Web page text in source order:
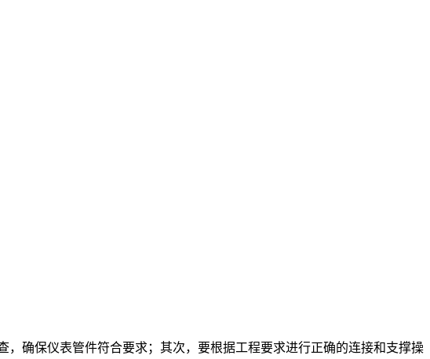
确保仪表管件符合要求；其次，要根据工程要求进行正确的连接和支撑操